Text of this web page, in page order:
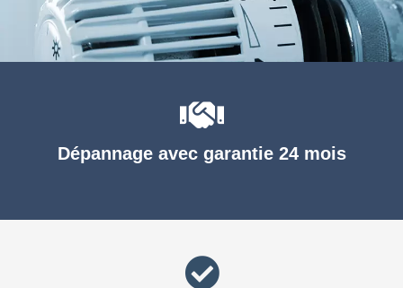
Dépannage avec garantie 24 mois